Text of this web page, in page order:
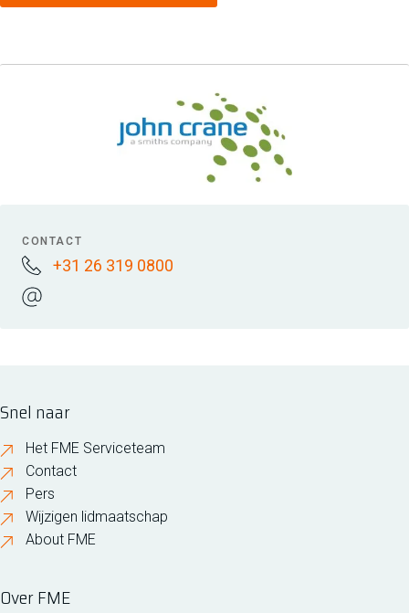
CONTACT
+31 26 319 0800
Snel naar
Het FME Serviceteam
Contact
Pers
Wijzigen lidmaatschap
About FME
Over FME